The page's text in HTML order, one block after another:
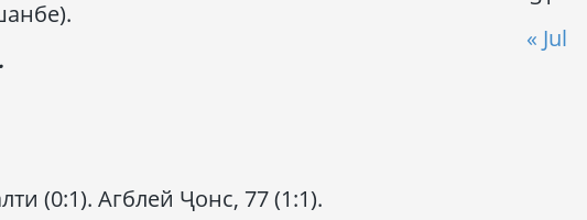
.
(0:1). Агблей Ҷонс, 77 (1:1).
« Jul